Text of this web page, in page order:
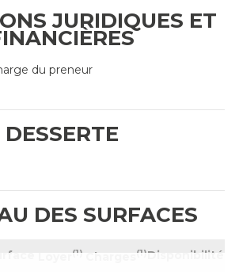
JURIDIQUES ET
du preneur
DESSERTE
DES SURFACES
(1) Charges (1)Disponibilité